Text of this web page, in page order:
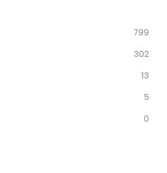
799
302
13
5
0